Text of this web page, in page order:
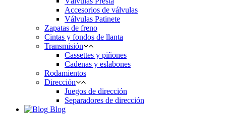
Accesorios de válvulas
Válvulas Patinete
Zapatas de freno
Cintas y fondos de llanta
Transmisión
Cassettes y piñones
Cadenas y eslabones
Rodamientos
Dirección
Juegos de dirección
Separadores de dirección
Blog